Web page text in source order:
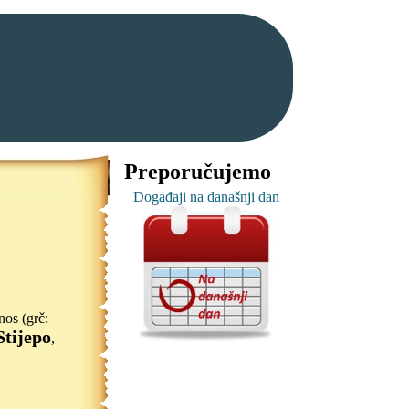
(grč:
,
Preporučujemo
Događaji na današnji dan